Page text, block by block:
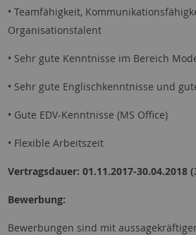
• Teamfähigkeit,
Organisationstalent
• Sehr gute Kenntnisse im Bereich
• Sehr gute Englischkenntnisse und
• Gute EDV-Kenntnisse (MS Office)
• Flexible Arbeitszeit
Vertragsdauer: 01.11.2017-30.04.2018
Bewerbung:
Bewerbungen sind mit